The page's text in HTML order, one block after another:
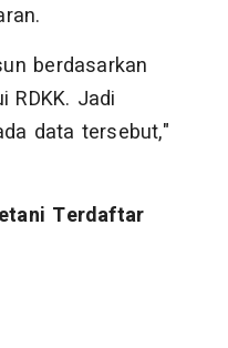
berdasarkan
RDKK. Jadi
data tersebut,"
Terdaftar